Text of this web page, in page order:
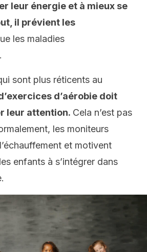
leur énergie et à mieux se
il prévient les
les maladies
sont plus réticents au
d’aérobie doit
leur attention. Cela n’est pas
les moniteurs
et motivent
enfants à s’intégrer dans